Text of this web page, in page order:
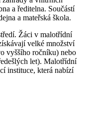
a ředitelna. Součástí
a mateřská škola.
Žáci v malotřídní
velké množství
vyššího ročníku) nebo
let). Malotřídní
instituce, která nabízí